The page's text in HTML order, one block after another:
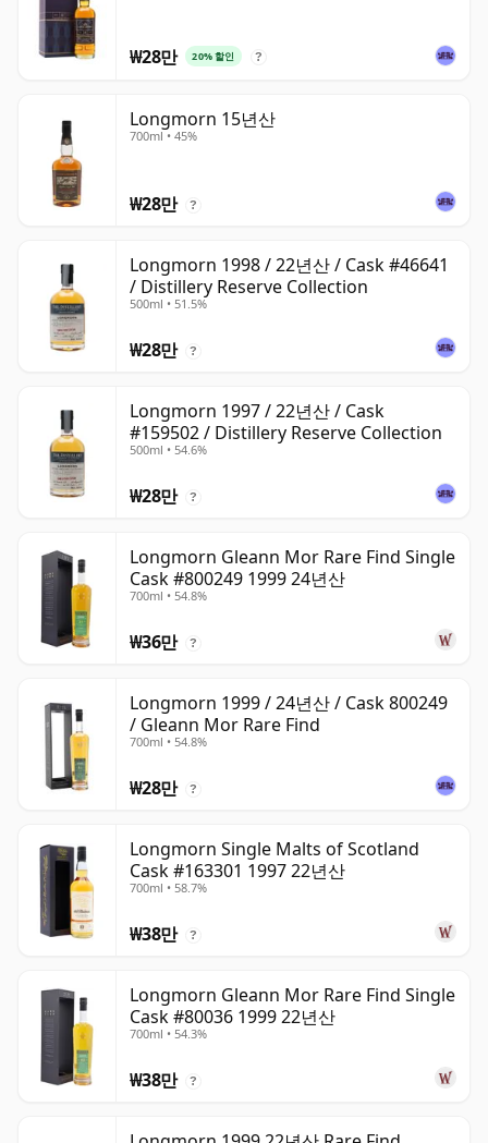
₩28만 20% 할인 ?
Longmorn 15년산
700ml • 45%
₩28만 ?
Longmorn 1998 / 22년산 / Cask #46641
/ Distillery Reserve Collection
500ml • 51.5%
₩28만 ?
Longmorn 1997 / 22년산 / Cask
#159502 / Distillery Reserve Collection
500ml • 54.6%
₩28만 ?
Longmorn Gleann Mor Rare Find Single
Cask #800249 1999 24년산
700ml • 54.8%
₩36만 ?
Longmorn 1999 / 24년산 / Cask 800249
/ Gleann Mor Rare Find
700ml • 54.8%
₩28만 ?
Longmorn Single Malts of Scotland
Cask #163301 1997 22년산
700ml • 58.7%
₩38만 ?
Longmorn Gleann Mor Rare Find Single
Cask #80036 1999 22년산
700ml • 54.3%
₩38만 ?